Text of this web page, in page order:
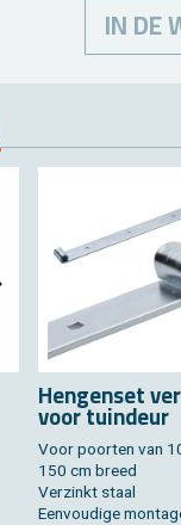
IN DE
Hen­gen­set
voor tuin­deur
Voor poor­ten van
150 cm breed
Ver­zinkt staal
Een­vou­di­ge